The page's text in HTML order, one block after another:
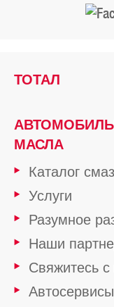
ТОТАЛ
МАСЛА
Каталог
Услуги
Разумное
Наши
Свяжитесь